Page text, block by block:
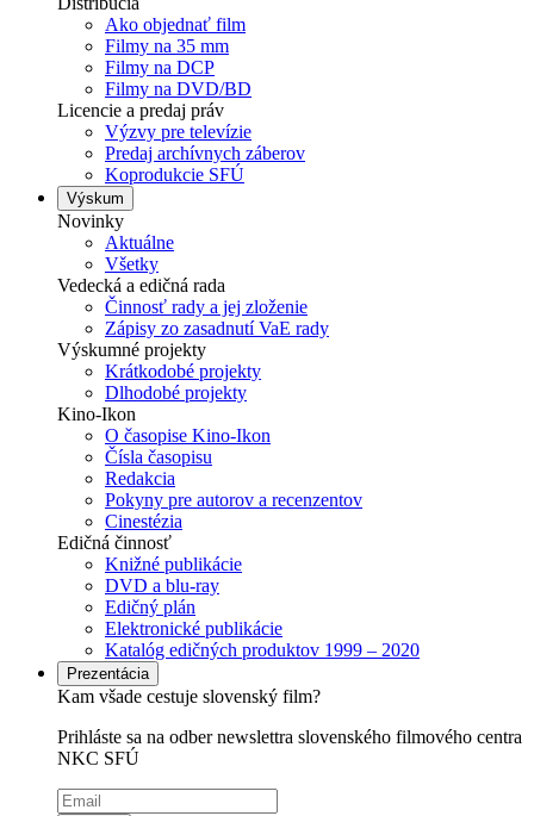
Ako objednať film
Filmy na 35 mm
Filmy na DCP
Filmy na DVD/BD
Licencie a predaj práv
Výzvy pre televízie
Predaj archívnych záberov
Koprodukcie SFÚ
Výskum
Novinky
Aktuálne
Všetky
Vedecká a edičná rada
Činnosť rady a jej zloženie
Zápisy zo zasadnutí VaE rady
Výskumné projekty
Krátkodobé projekty
Dlhodobé projekty
Kino-Ikon
O časopise Kino-Ikon
Čísla časopisu
Redakcia
Pokyny pre autorov a recenzentov
Cinestézia
Edičná činnosť
Knižné publikácie
DVD a blu-ray
Edičný plán
Elektronické publikácie
Katalóg edičných produktov 1999 – 2020
Prezentácia
Kam všade cestuje slovenský film?
Prihláste sa na odber newslettra slovenského filmového centra
NKC SFÚ